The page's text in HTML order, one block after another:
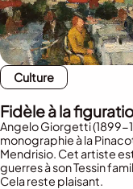
Culture
Fidèle à la
Angelo Giorgetti (1899-
monographie à la
Mendrisio. Cet artiste
guerres à son Tessin
Cela reste plaisant.